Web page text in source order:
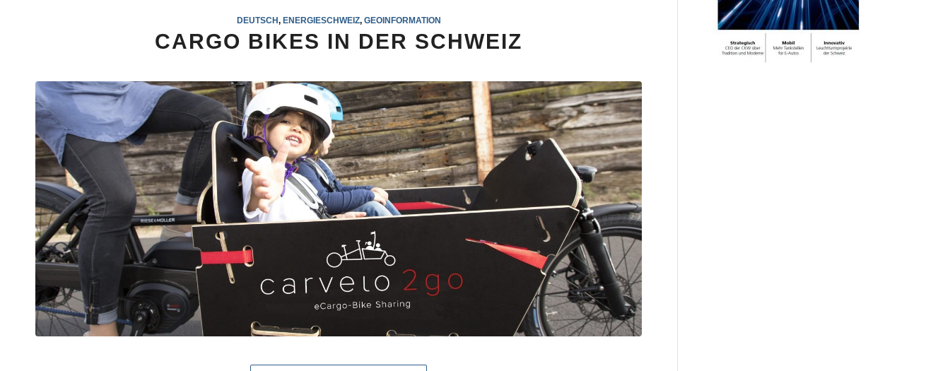
DEUTSCH, ENERGIESCHWEIZ, GEOINFORMATION
CARGO BIKES IN DER SCHWEIZ